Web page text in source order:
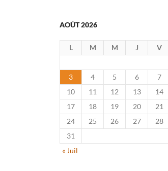
AOÛT 2026
L M M J V
3
4 5 6 7
10
11 12 13 14
17
18 19 20 21
24
25 26 27 28
31
« Juil